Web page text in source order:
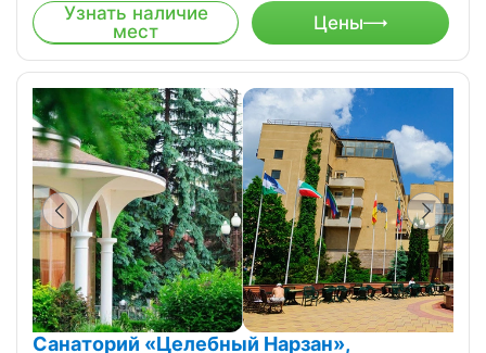
Узнать наличие
мест
Цены
Санаторий «Целебный Нарзан»,